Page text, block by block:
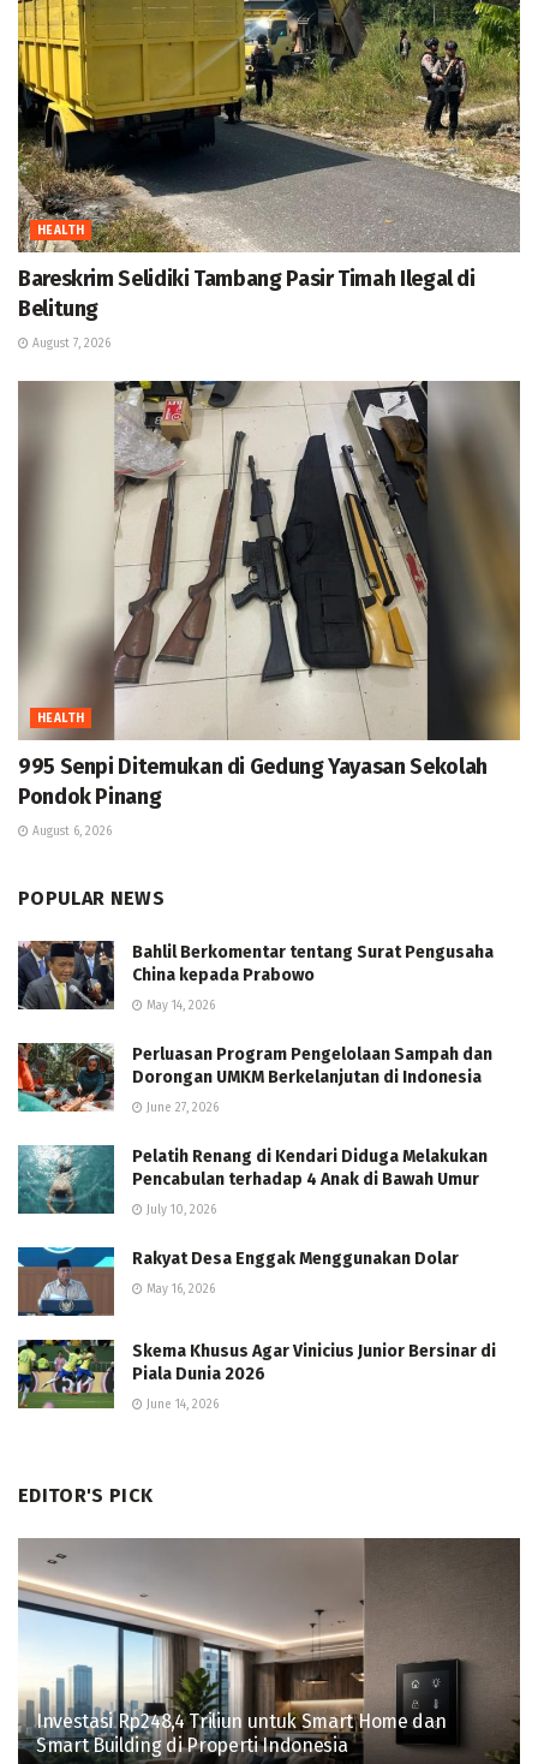
HEALTH
Bareskrim Selidiki Tambang Pasir Timah Ilegal di
Belitung
August 7, 2026
HEALTH
995 Senpi Ditemukan di Gedung Yayasan Sekolah
Pondok Pinang
August 6, 2026
POPULAR NEWS
Bahlil Berkomentar tentang Surat Pengusaha
China kepada Prabowo
May 14, 2026
Perluasan Program Pengelolaan Sampah dan
Dorongan UMKM Berkelanjutan di Indonesia
June 27, 2026
Pelatih Renang di Kendari Diduga Melakukan
Pencabulan terhadap 4 Anak di Bawah Umur
July 10, 2026
Rakyat Desa Enggak Menggunakan Dolar
May 16, 2026
Skema Khusus Agar Vinicius Junior Bersinar di
Piala Dunia 2026
June 14, 2026
EDITOR'S PICK
Investasi Rp248,4 Triliun untuk Smart Home dan
Smart Building di Properti Indonesia